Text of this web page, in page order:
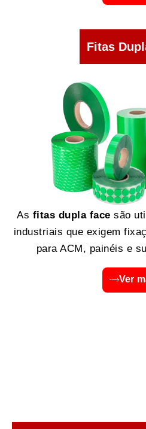
Fitas
As fitas dupla face são
industriais que exigem
para ACM, painéis e
Ver